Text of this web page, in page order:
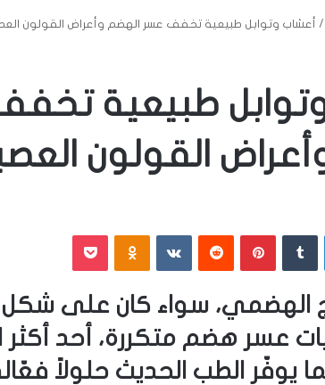
/ أعشاب وتوابل طبيعية تخفف عسر الهضم وأعراض القولون
طبيعية
القولون
لينكدإن بينتيريست ‏VKontakte
الهضمي، سواء كان على شكل
عسر هضم متكررة، أحد
يوفّر الطب الحديث حلولاً